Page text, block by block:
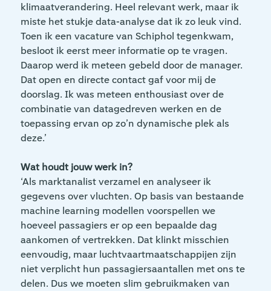
klimaatverandering. Heel relevant werk, maar ik
miste het stukje data-analyse dat ik zo leuk vind.
Toen ik een vacature van Schiphol tegenkwam,
besloot ik eerst meer informatie op te vragen.
Daarop werd ik meteen gebeld door de manager.
Dat open en directe contact gaf voor mij de
doorslag. Ik was meteen enthousiast over de
combinatie van datagedreven werken en de
toepassing ervan op zo’n dynamische plek als
deze.’
Wat houdt jouw werk in?
‘Als marktanalist verzamel en analyseer ik
gegevens over vluchten. Op basis van bestaande
machine learning modellen voorspellen we
hoeveel passagiers er op een bepaalde dag
aankomen of vertrekken. Dat klinkt misschien
eenvoudig, maar luchtvaartmaatschappijen zijn
niet verplicht hun passagiersaantallen met ons te
delen. Dus we moeten slim gebruikmaken van